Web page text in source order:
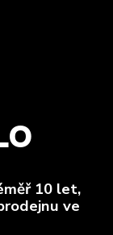
10 let,
ve